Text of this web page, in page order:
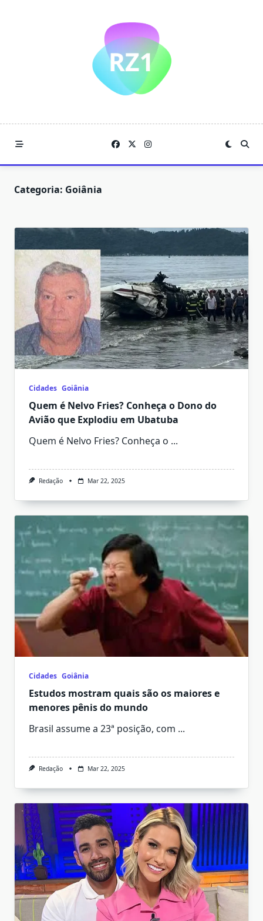
Categoria: Goiânia
Cidades Goiânia
Quem é Nelvo Fries? Conheça o Dono do
Avião que Explodiu em Ubatuba
Quem é Nelvo Fries? Conheça o ...
Redação Mar 22, 2025
Cidades Goiânia
Estudos mostram quais são os maiores e
menores pênis do mundo
Brasil assume a 23ª posição, com ...
Redação Mar 22, 2025